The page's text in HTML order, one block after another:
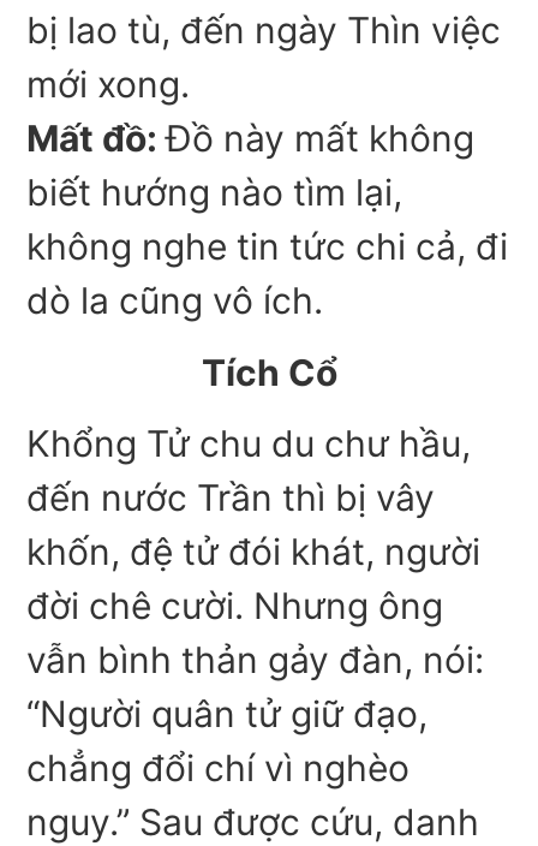
bị lao tù, đến ngày Thìn việc
mới xong.
Mất đồ:Đồ này mất không
biết hướng nào tìm lại,
không nghe tin tức chi cả, đi
dò la cũng vô ích.
Tích Cổ
Khổng Tử chu du chư hầu,
đến nước Trần thì bị vây
khốn, đệ tử đói khát, người
đời chê cười. Nhưng ông
vẫn bình thản gảy đàn, nói:
“Người quân tử giữ đạo,
chẳng đổi chí vì nghèo
nguy.” Sau được cứu, danh